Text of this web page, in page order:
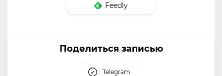
Feedly
Поделиться записью
Telegram